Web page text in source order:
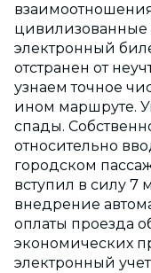
цивилизованные
электронный
отстранен от
узнаем точное
ином маршруте.
спады.
относительно
городском
вступил в силу 7
внедрение
оплаты проезда
экономических
электронный